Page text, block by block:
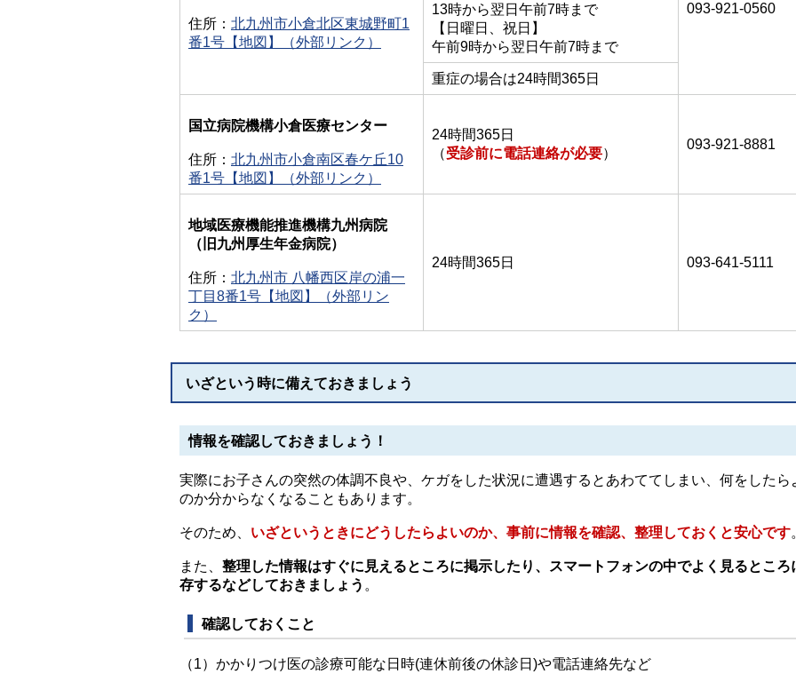
住所： 北九州市小倉北区東城野町1
番1号【地図】（外部リンク）
13時から翌日午前7時まで
【日曜日、祝日】
午前9時から翌日午前7時まで
093-921-0560
重症の場合は24時間365日
国立病院機構小倉医療センター
住所： 北九州市小倉南区春ケ丘10
番1号【地図】（外部リンク）
24時間365日
（受診前に電話連絡が必要）
093-921-8881
地域医療機能推進機構九州病院
（旧九州厚生年金病院）
住所： 北九州市 八幡西区岸の浦一
丁目8番1号【地図】（外部リン
ク）
24時間365日 093-641-5111
いざという時に備えておきましょう
情報を確認しておきましょう！
実際にお子さんの突然の体調不良や、ケガをした状況に遭遇するとあわててしまい、何をしたら
のか分からなくなることもあります。
そのため、 いざというときにどうしたらよいのか、事前に情報を確認、整理しておくと安心です
また、 整理した情報はすぐに見えるところに掲示したり、スマートフォンの中でよく見るところ
存するなどしておきましょう 。
確認しておくこと
（1）かかりつけ医の診療可能な日時(連休前後の休診日)や電話連絡先など